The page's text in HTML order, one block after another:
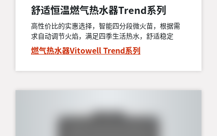
舒适恒温燃气热水器Trend系列
高性价比的实惠选择，智能四分段微火苗，根据需
求自动调节火焰，满足四季生活热水，舒适稳定
燃气热水器Vitowell Trend系列